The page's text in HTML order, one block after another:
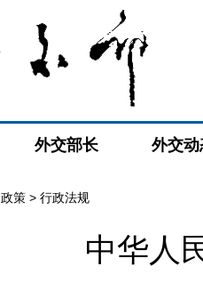
外交部长 外交动
政策 > 行政法规
中华人